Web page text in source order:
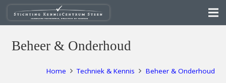
Beheer & Onderhoud
Home Techniek & Kennis Beheer & Onderhoud